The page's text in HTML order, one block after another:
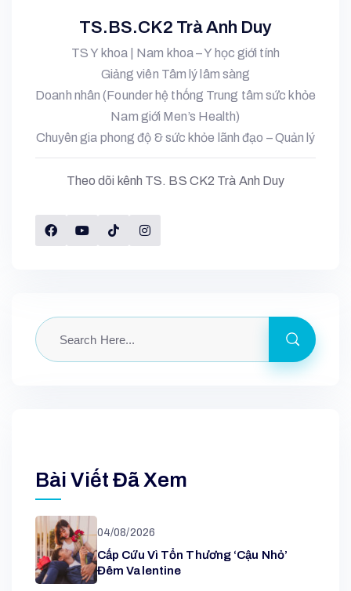
TS.BS.CK2 Trà Anh Duy
TS Y khoa | Nam khoa – Y học giới tính
Giảng viên Tâm lý lâm sàng
Doanh nhân (Founder hệ thống Trung tâm sức khỏe
Nam giới Men’s Health)
Chuyên gia phong độ & sức khỏe lãnh đạo – Quản lý
Theo dõi kênh TS. BS CK2 Trà Anh Duy
Bài Viết Đã Xem
04/08/2026
Cấp Cứu Vì Tổn Thương ‘cậu Nhỏ’
Đêm Valentine